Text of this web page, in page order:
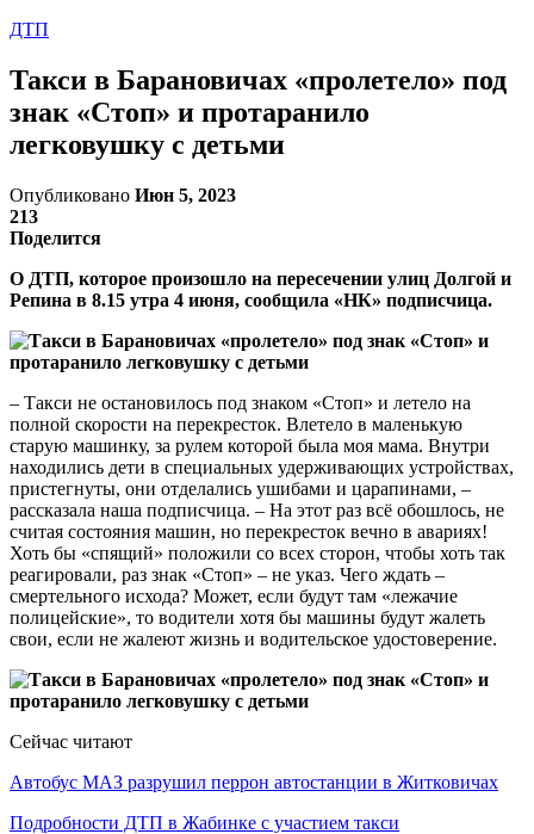
ДТП
Такси в Барановичах «пролетело» под
знак «Стоп» и протаранило
легковушку с детьми
Опубликовано Июн 5, 2023
213
Поделится
О ДТП, которое произошло на пересечении улиц Долгой и
Репина в 8.15 утра 4 июня, сообщила «НК» подписчица.
– Такси не остановилось под знаком «Стоп» и летело на
полной скорости на перекресток. Влетело в маленькую
старую машинку, за рулем которой была моя мама. Внутри
находились дети в специальных удерживающих устройствах,
пристегнуты, они отделались ушибами и царапинами, –
рассказала наша подписчица. – На этот раз всё обошлось, не
считая состояния машин, но перекресток вечно в авариях!
Хоть бы «спящий» положили со всех сторон, чтобы хоть так
реагировали, раз знак «Стоп» – не указ. Чего ждать –
смертельного исхода? Может, если будут там «лежачие
полицейские», то водители хотя бы машины будут жалеть
свои, если не жалеют жизнь и водительское удостоверение.
Сейчас читают
Автобус МАЗ разрушил перрон автостанции в Житковичах
Подробности ДТП в Жабинке с участием такси